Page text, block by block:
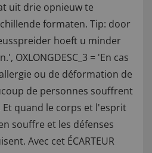
uit drie opnieuw te
formaten. Tip: door
hoeft u minder
OXLONGDESC_3 = 'En cas
ou de déformation de
de personnes souffrent
quand le corps et l'esprit
souffre et les défenses
Avec cet ÉCARTEUR